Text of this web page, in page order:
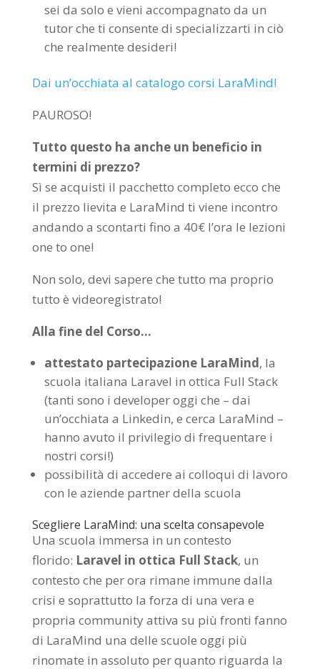
sei da solo e vieni accompagnato da un
tutor che ti consente di specializzarti in ciò
che realmente desideri!
Dai un’occhiata al catalogo corsi LaraMind!
PAUROSO!
Tutto questo ha anche un beneficio in
termini di prezzo?
Sì se acquisti il pacchetto completo ecco che
il prezzo lievita e LaraMind ti viene incontro
andando a scontarti fino a 40€ l’ora le lezioni
one to one!
Non solo, devi sapere che tutto ma proprio
tutto è videoregistrato!
Alla fine del Corso…
attestato partecipazione LaraMind, la
scuola italiana Laravel in ottica Full Stack
(tanti sono i developer oggi che – dai
un’occhiata a Linkedin, e cerca LaraMind –
hanno avuto il privilegio di frequentare i
nostri corsi!)
possibilità di accedere ai colloqui di lavoro
con le aziende partner della scuola
Scegliere LaraMind: una scelta consapevole
Una scuola immersa in un contesto
florido: Laravel in ottica Full Stack, un
contesto che per ora rimane immune dalla
crisi e soprattutto la forza di una vera e
propria community attiva su più fronti fanno
di LaraMind una delle scuole oggi più
rinomate in assoluto per quanto riguarda la